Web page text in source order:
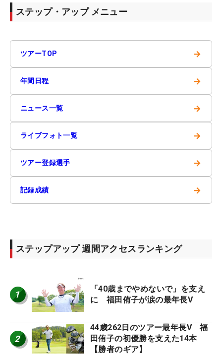
ステップ・アップ メニュー
ツアーTOP →
年間日程 →
ニュース一覧 →
ライブフォト一覧 →
ツアー登録選手 →
記録成績 →
ステップアップ 週間アクセスランキング
1
「40歳までやめないで」を支え
に 福田侑子が涙の最年長V
2
44歳262日のツアー最年長V 福
田侑子の初優勝を支えた14本
【勝者のギア】